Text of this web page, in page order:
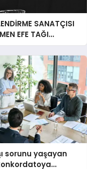
SANATÇISI
EFE TAĞI
DEVAM EDİYOR!
sorunu yaşayan